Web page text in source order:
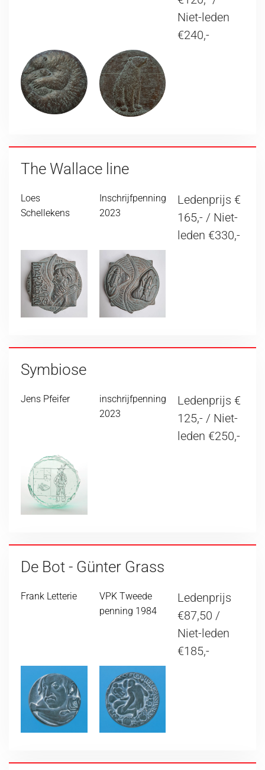
Niet-leden
€240,-
The Wallace line
Loes
Schellekens
Inschrijfpenning
2023
Ledenprijs €
165,- / Niet-
leden €330,-
Symbiose
Jens Pfeifer
inschrijfpenning
2023
Ledenprijs €
125,- / Niet-
leden €250,-
De Bot - Günter Grass
Frank Letterie
VPK Tweede
penning 1984
Ledenprijs
€87,50 /
Niet-leden
€185,-